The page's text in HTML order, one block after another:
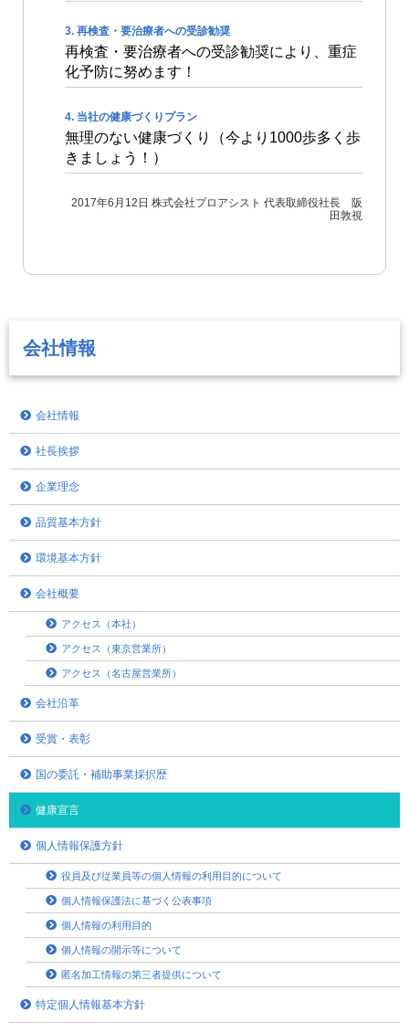
再検査・要治療者への受診勧奨
再検査・要治療者への受診勧奨により、重症
化予防に努めます！
当社の健康づくりプラン
無理のない健康づくり（今より1000歩多く歩
きましょう！）
2017年6月12日 株式会社プロアシスト 代表取締役社長 阪
田敦視
会社情報
会社情報
社長挨拶
企業理念
品質基本方針
環境基本方針
会社概要
アクセス（本社）
アクセス（東京営業所）
アクセス（名古屋営業所）
会社沿革
受賞・表彰
国の委託・補助事業採択歴
健康宣言
個人情報保護方針
役員及び従業員等の個人情報の利用目的について
個人情報保護法に基づく公表事項
個人情報の利用目的
個人情報の開示等について
匿名加工情報の第三者提供について
特定個人情報基本方針